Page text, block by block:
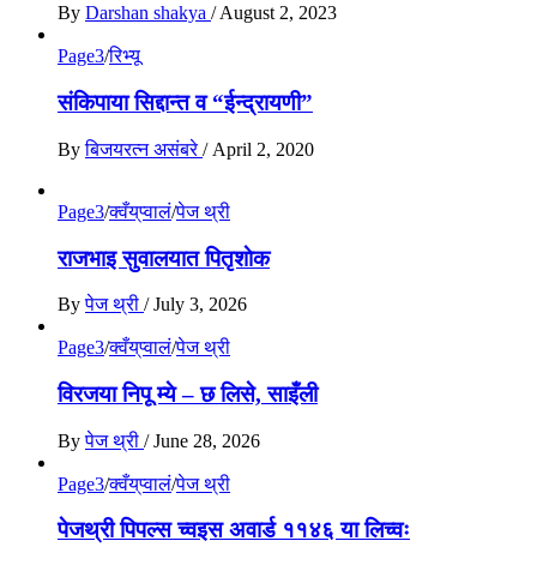
By Darshan shakya /August 2, 2023
Page3/रिभ्यू
संकिपाया सिद्दान्त व “ईन्द्रायणी”
By बिजयरत्न असंबरे/ April 2, 2020
Page3/क्वँय्‌प्वालं/पेज थ्री
राजभाइ सुवालयात पितृशाेक
By पेज थ्री / July 3, 2026
Page3/क्वँय्‌प्वालं/पेज थ्री
विरजया निपू म्ये – छ लिसे, साइँली
By पेज थ्री / June 28, 2026
Page3/क्वँय्‌प्वालं/पेज थ्री
पेजथ्री पिपल्स च्वइस अवार्ड ११४६ या लिच्वः